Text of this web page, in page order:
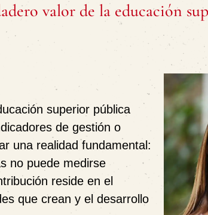
valor de la educación
superior pública
de gestión o
una realidad fundamental:
no puede medirse
reside en el
que crean y el desarrollo